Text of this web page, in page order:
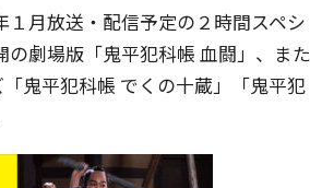
１月放送・配信予定の２時間スペシ
劇場版「鬼平犯科帳 血闘」、また
鬼平犯科帳 でくの十蔵」「鬼平犯